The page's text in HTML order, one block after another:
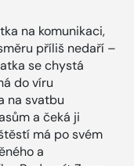
na komunikaci,
příliš nedaří –
se chystá
do víru
na svatbu
a čeká ji
má po svém
a